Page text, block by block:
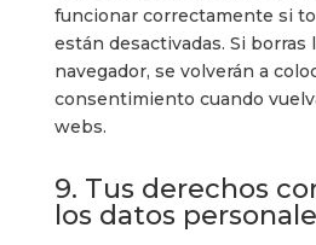
funcionar correctamente si
están desactivadas. Si borras
navegador, se volverán a
consentimiento cuando
webs.
9. Tus derechos
los datos